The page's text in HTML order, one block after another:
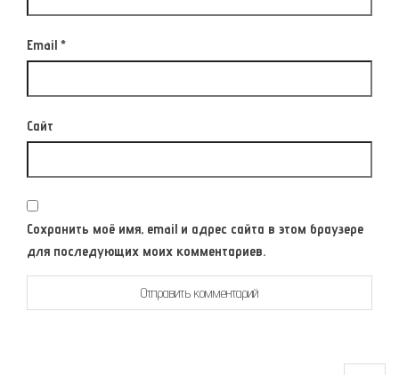
Email *
Сайт
Сохранить моё имя, email и адрес сайта в этом браузере
для последующих моих комментариев.